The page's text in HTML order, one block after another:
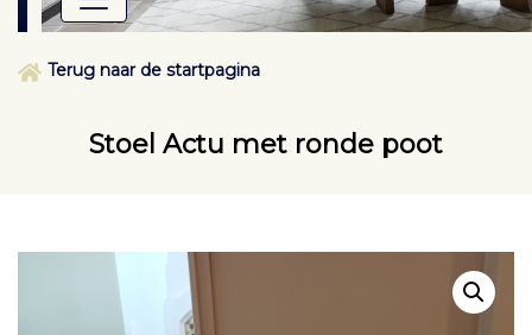
Terug naar de startpagina
Stoel Actu met ronde poot